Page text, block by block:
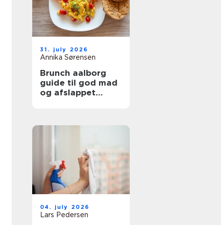
31. july 2026
Annika Sørensen
Brunch aalborg
guide til god mad
og afslappet
04. july 2026
Lars Pedersen